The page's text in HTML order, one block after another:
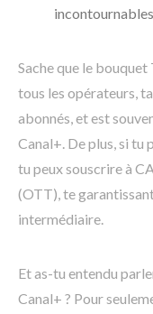
Sache que le
tous les opérateurs,
abonnés, et est
Canal+. De plus, si tu
tu peux souscrire à
(OTT), te
intermédiaire.
Et as-tu entendu
Canal+ ? Pour